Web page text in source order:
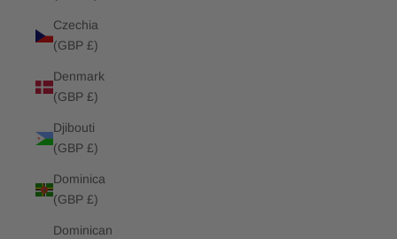
Czechia
(GBP £)
Denmark
(GBP £)
Djibouti
(GBP £)
Dominica
(GBP £)
Dominican